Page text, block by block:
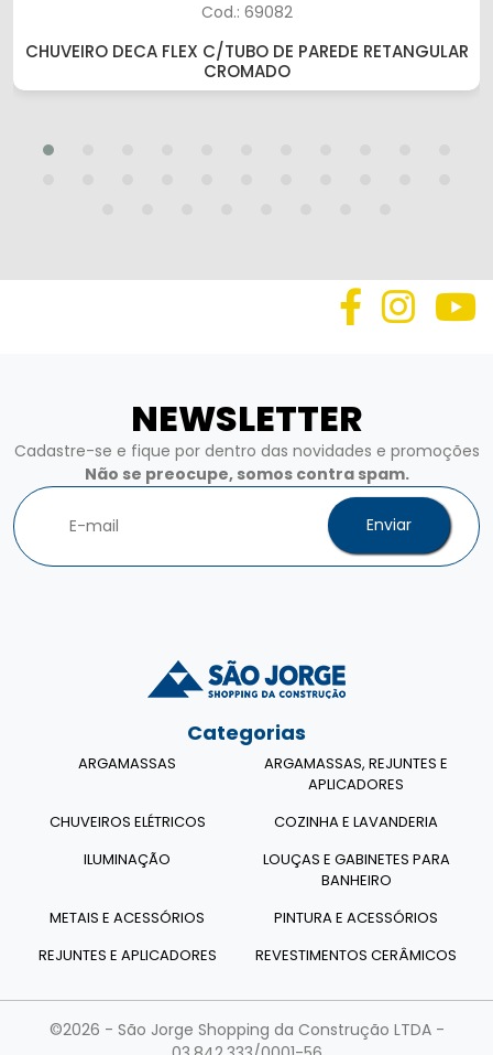
Cod.: 69082
CHUVEIRO DECA FLEX C/TUBO DE PAREDE RETANGULAR
CROMADO
NEWSLETTER
Cadastre-se e fique por dentro das novidades e promoções
Não se preocupe, somos contra spam.
Enviar
Categorias
ARGAMASSAS
ARGAMASSAS, REJUNTES E
APLICADORES
CHUVEIROS ELÉTRICOS
COZINHA E LAVANDERIA
ILUMINAÇÃO
LOUÇAS E GABINETES PARA
BANHEIRO
METAIS E ACESSÓRIOS
PINTURA E ACESSÓRIOS
REJUNTES E APLICADORES
REVESTIMENTOS CERÂMICOS
©2026 - São Jorge Shopping da Construção LTDA -